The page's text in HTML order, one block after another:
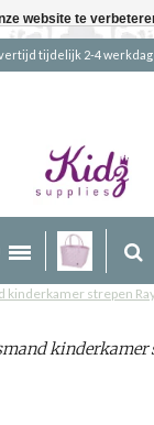
Gratis
kinderkamer strepen
kinderkamer
website te